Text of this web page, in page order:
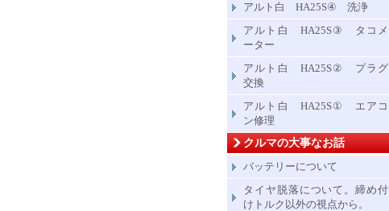
アルト白 HA25S④ 洗浄
アルト白 HA25S③ タコメ
ーター
アルト白 HA25S② プラグ
交換
アルト白 HA25S① エアコ
ン修理
クルマの大事なお話
バッテリーについて
タイヤ脱落について。締め付
けトルク以外の視点から。